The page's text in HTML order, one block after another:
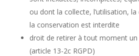
ou dont la collecte, l’utilisation,
la conservation est interdite
droit de retirer à tout moment
(article 13-2c RGPD)